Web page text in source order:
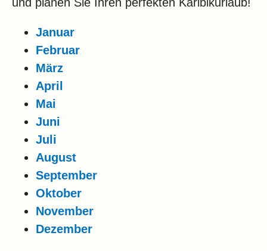
Januar
Februar
März
April
Mai
Juni
Juli
August
September
Oktober
November
Dezember